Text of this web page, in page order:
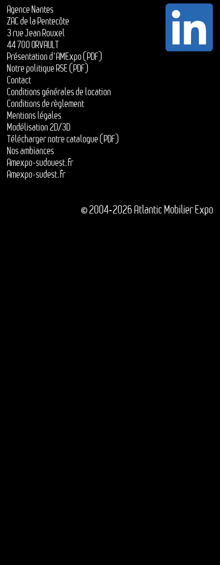
Agence Nantes
ZAC de la Pentecôte
3 rue Jean Rouxel
44 700 ORVAULT
Présentation d'AMExpo (PDF)
Notre politique RSE (PDF)
Contact
Conditions générales de location
Conditions de règlement
Mentions légales
Modélisation 2D/3D
Télécharger notre catalogue (PDF)
Nos ambiances
Amexpo-sudouest.fr
Amexpo-sudest.fr
© 2004-2026 Atlantic Mobilier Expo